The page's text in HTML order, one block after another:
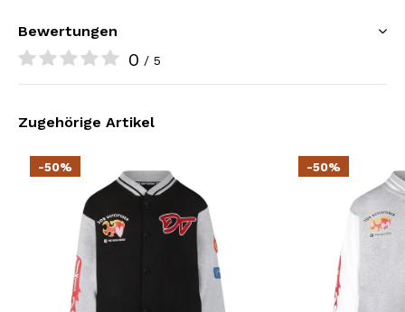
Bewertungen
0 / 5
Zugehörige Artikel
-50% -50%